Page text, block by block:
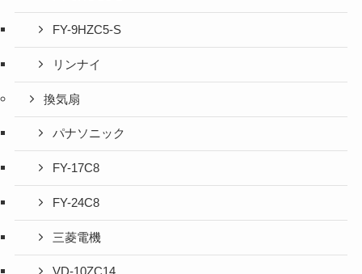
FY-9HZC5-S
リンナイ
換気扇
パナソニック
FY-17C8
FY-24C8
三菱電機